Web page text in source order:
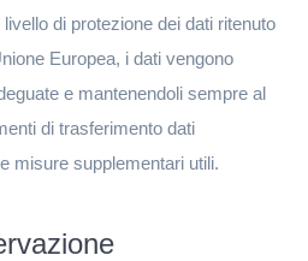
di protezione dei dati ritenuto
Europea, i dati vengono
e mantenendoli sempre al
di trasferimento dati
misure supplementari utili.